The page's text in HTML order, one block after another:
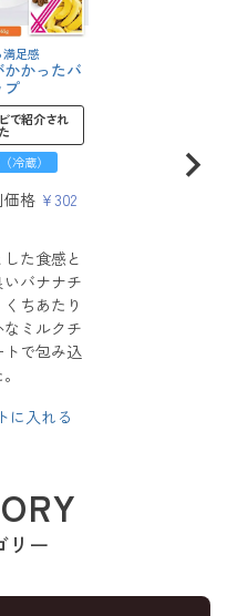
満足感
かったバ
プ
で紹介され
冷蔵）
価格 ¥302
た食感と
バナナチ
ちあたり
ミルクチ
トで包み込
に入れる
リー